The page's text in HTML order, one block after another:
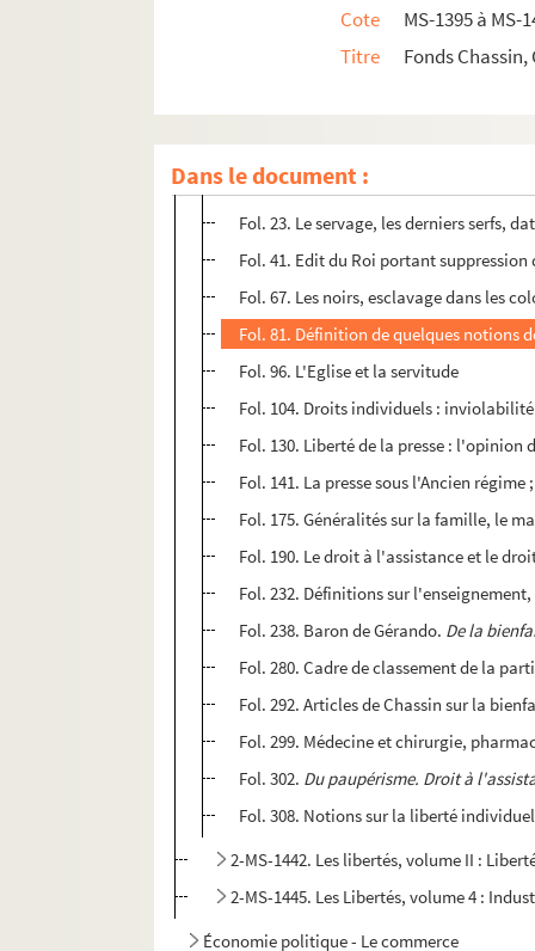
Cote
MS-1395 à MS-
Titre
Fonds
Dans le document :
2-MS-1441. Les Libertés, volume 1 : Liberté
Fol. 1. Définitions diverses
Fol. 23. Le servage, les derniers serfs,
Fol. 41. Edit du Roi portant
Fol. 67. Les noirs, esclavage dans les
Fol. 81. Définition de quelques notions
Fol. 96. L'Eglise et la servitude
Fol. 104. Droits individuels :
Fol. 130. Liberté de la presse : l'opinion
Fol. 141. La presse sous l'Ancien régime
Fol. 175. Généralités sur la famille, le
Fol. 190. Le droit à l'assistance et le
Fol. 232. Définitions sur
Fol. 238. Baron de Gérando. De la
Fol. 280. Cadre de classement de la
Fol. 292. Articles de Chassin sur la
Fol. 299. Médecine et chirurgie,
Fol. 302. Du paupérisme. Droit à
Fol. 308. Notions sur la liberté
2-MS-1442. Les libertés, volume II :
2-MS-1445. Les Libertés, volume 4 :
Économie politique - Le commerce